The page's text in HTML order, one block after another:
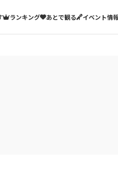
ランキング あとで観る イベント情